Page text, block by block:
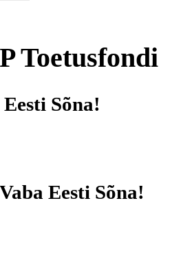
Toetusfondi
Sõna!
Eesti Sõna!